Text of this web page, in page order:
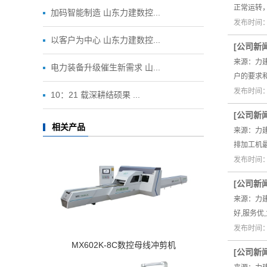
加码智能制造 山东力建数控...
以客户为中心 山东力建数控...
电力装备升级催生新需求 山...
10：21 载深耕结硕果 ...
相关产品
MX602K-8C数控母线冲剪机
正常运转
发布时间
[公司新
来源：力
户的要求
发布时间
[公司新
来源：力
排加工机
发布时间
[公司新
来源：力
好,服务优
发布时间
[公司新